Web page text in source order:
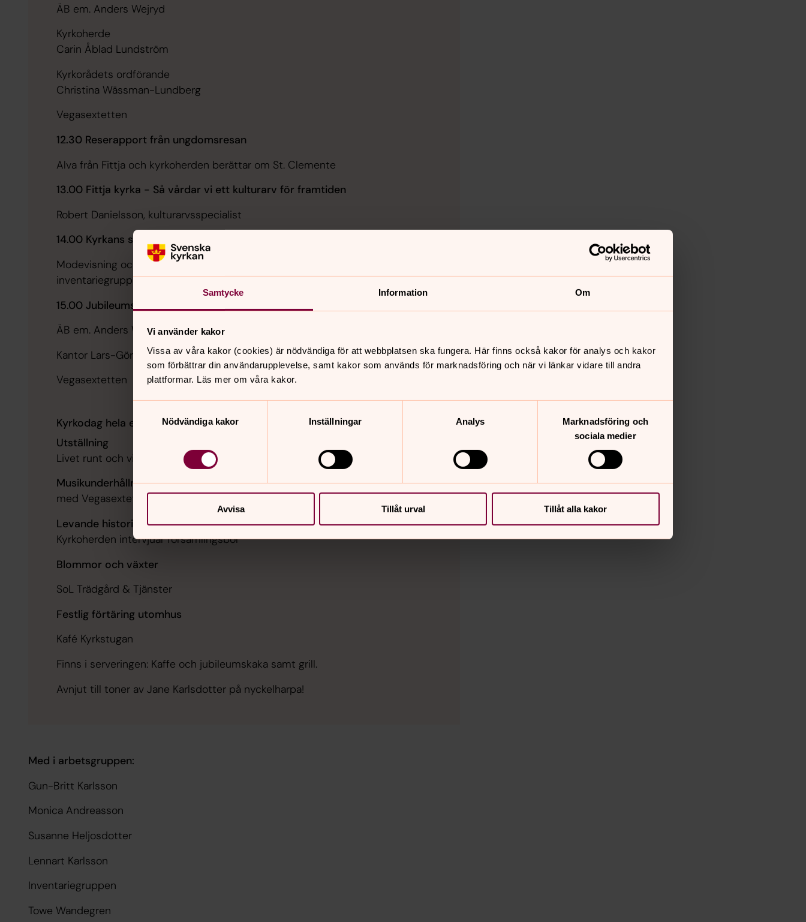
Samtycke Information Om
Vi använder kakor
Vissa av våra kakor (cookies) är nödvändiga för att webbplatsen ska fungera. Här finns också kakor för analys och kakor
som förbättrar din användarupplevelse, samt kakor som används för marknadsföring och när vi länkar vidare till andra
plattformar. Läs mer om våra kakor.
Nödvändiga kakor
Inställningar Analys
Marknadsföring och
sociala medier
Avvisa Tillåt urval Tillåt alla kakor
ÄB em. Anders Wejryd
Kyrkoherde
Carin Åblad Lundström
Kyrkorådets ordförande
Christina Wässman-Lundberg
Vegasextetten
12.30 Reserapport från ungdomsresan
Alva från Fittja och kyrkoherden berättar om St. Clemente
13.00 Fittja kyrka - Så vårdar vi ett kulturarv för framtiden
Robert Danielsson, kulturarvsspecialist
14.00 Kyrkans skatter
Modevisning och uppvisning av kyrkans silver av Lagunda församlings
inventariegrupp och komminister Towe Wandegren
15.00 Jubileumsgudstjänst
ÄB em. Anders Wejryd
Kantor Lars-Göran Angsten
Vegasextetten
Kyrkodag hela eftermiddagen!
Utställning
Livet runt och vid Fittja kyrka
Musikunderhållning
med Vegasextetten
Levande historia
Kyrkoherden intervjuar församlingsbor
Blommor och växter
SoL Trädgård & Tjänster
Festlig förtäring utomhus
Kafé Kyrkstugan
Finns i serveringen: Kaffe och jubileumskaka samt grill.
Avnjut till toner av Jane Karlsdotter på nyckelharpa!
Med i arbetsgruppen:
Gun-Britt Karlsson
Monica Andreasson
Susanne Heljosdotter
Lennart Karlsson
Inventariegruppen
Towe Wandegren